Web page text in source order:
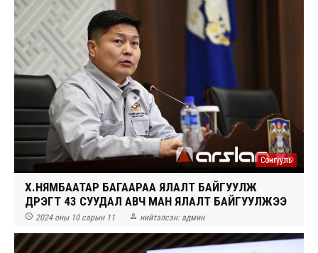
Сонгууль
Х.НЯМБААТАР БАГААРАА ЯЛАЛТ БАЙГУУЛЖ
ДҮҮРЭГТ 43 СУУДАЛ АВЧ МАН ЯЛАЛТ БАЙГУУЛЖЭЭ
 2024 оны 10 сарын 11  нийтэлсэн: админ